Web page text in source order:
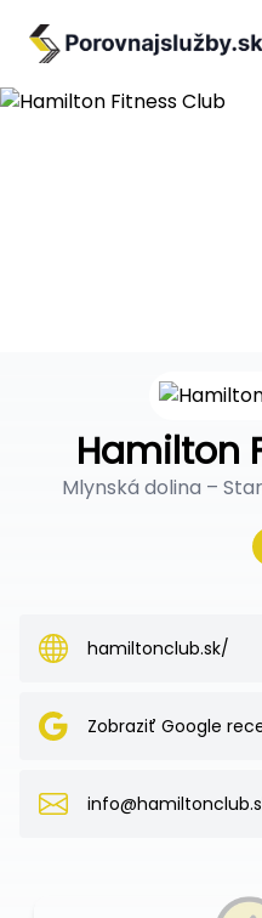
Hamilton
Mlynská dolina –
hamiltonclub.sk/
Zobraziť Google